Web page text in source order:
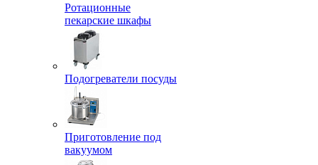
Ротационные
пекарские шкафы
Подогреватели посуды
Приготовление под
вакуумом